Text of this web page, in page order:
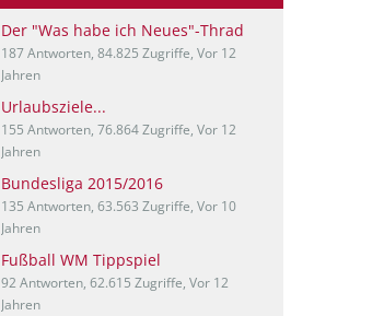
Der "Was habe ich Neues"-Thrad
187 Antworten, 84.825 Zugriffe, Vor 12
Jahren
Urlaubsziele...
155 Antworten, 76.864 Zugriffe, Vor 12
Jahren
Bundesliga 2015/2016
135 Antworten, 63.563 Zugriffe, Vor 10
Jahren
Fußball WM Tippspiel
92 Antworten, 62.615 Zugriffe, Vor 12
Jahren